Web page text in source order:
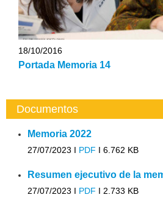
18/10/2016
Portada Memoria 14
Documentos
Memoria 2022
27/07/2023 I PDF I 6.762 KB
Resumen ejecutivo de la
27/07/2023 I PDF I 2.733 KB